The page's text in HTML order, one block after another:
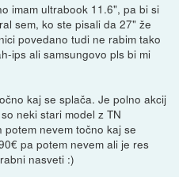
imam ultrabook 11.6", pa bi si
sem, ko ste pisali da 27" že
povedano tudi ne rabim tako
ips ali samsungovo pls bi mi
kaj se splača. Je polno akcij
neki stari model z TN
nevem točno kaj se
pa potem nevem ali je res
nasveti :)